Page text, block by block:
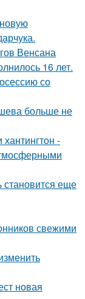
Венсана
16 лет.
со
больше не
-
становится еще
свежими
новая